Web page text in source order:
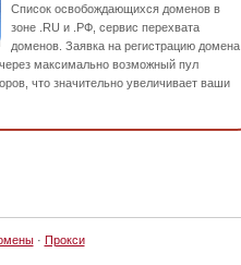
Список освобождающихся доменов в
зоне .RU и .РФ, сервис перехвата
доменов. Заявка на регистрацию домена
максимально возможный пул
что значительно увеличивает ваши
· Прокси